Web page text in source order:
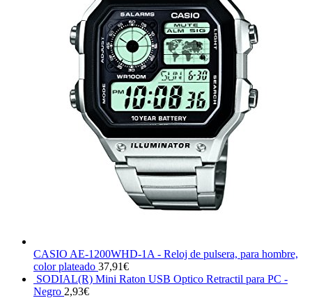
CASIO AE-1200WHD-1A - Reloj de pulsera, para hombre,
color plateado 37,91€
SODIAL(R) Mini Raton USB Optico Retractil para PC -
Negro 2,93€